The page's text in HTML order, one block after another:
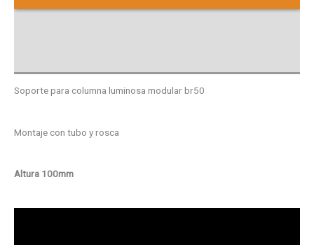
Soporte para columna luminosa modular br50
Montaje con tubo y rosca
Altura 100mm